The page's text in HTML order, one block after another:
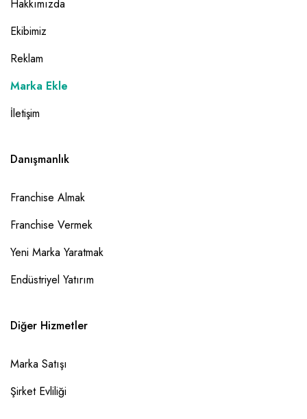
Hakkımızda
Ekibimiz
Reklam
Marka Ekle
İletişim
Danışmanlık
Franchise Almak
Franchise Vermek
Yeni Marka Yaratmak
Endüstriyel Yatırım
Diğer Hizmetler
Marka Satışı
Şirket Evliliği